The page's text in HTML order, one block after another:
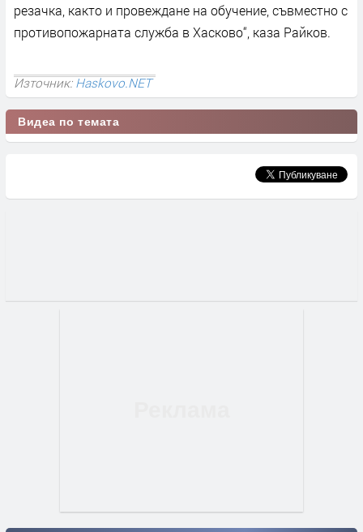
резачка, както и провеждане на обучение, съвместно с
противопожарната служба в Хасково“, каза Райков.
Източник:Haskovo.NET
Видеа по темата